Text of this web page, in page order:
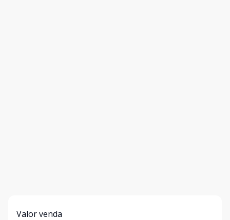
Valor venda